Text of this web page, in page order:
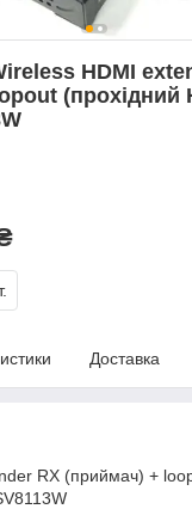
HDMI
(прохідний
Доставка
RX (приймач) +